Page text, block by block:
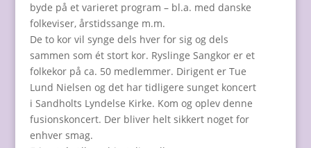
byde på et varieret program – bl.a. med danske
folkeviser, årstidssange m.m.
De to kor vil synge dels hver for sig og dels
sammen som ét stort kor. Ryslinge Sangkor er et
folkekor på ca. 50 medlemmer. Dirigent er Tue
Lund Nielsen og det har tidligere sunget koncert
i Sandholts Lyndelse Kirke. Kom og oplev denne
fusionskoncert. Der bliver helt sikkert noget for
enhver smag.